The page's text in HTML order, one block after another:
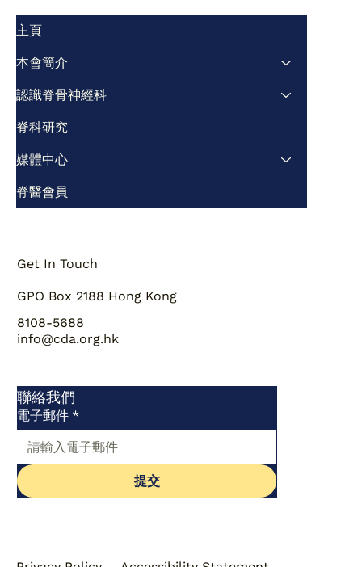
主頁
本會簡介
認識脊骨神經科
脊科研究
媒體中心
脊醫會員
Get In Touch
GPO Box 2188 Hong Kong
8108-5688
info@cda.org.hk
聯絡我們
電子郵件 *
提交